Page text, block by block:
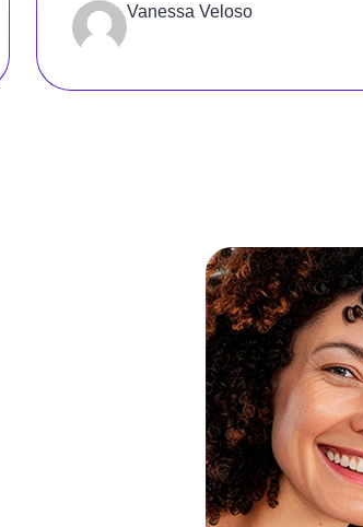
Vanessa Veloso